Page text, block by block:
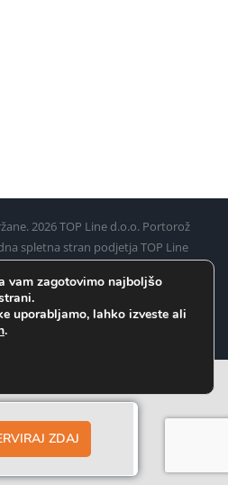
2026 TOP Line d.o.o. Portorož
spletna stran podjetja TOP Line
in Pulja (Pule) do Benetk
FacebookInstagramWhatsApp
ZDAJ
vam zagotovimo najboljšo
uporabljamo, lahko izveste ali
.